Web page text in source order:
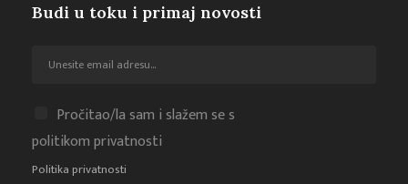
Budi u toku i primaj novosti
Pročitao/la sam i slažem se s
politikom privatnosti
Politika privatnosti